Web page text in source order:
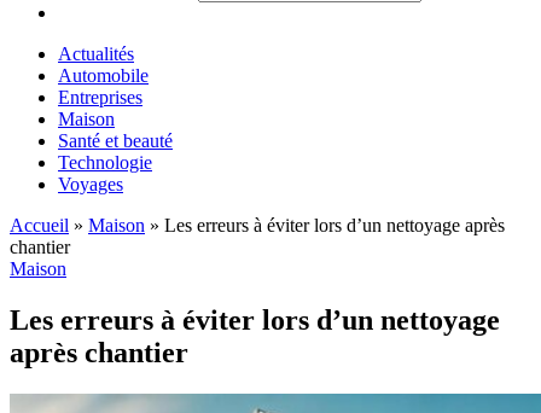
Actualités
Automobile
Entreprises
Maison
Santé et beauté
Technologie
Voyages
Accueil » Maison » Les erreurs à éviter lors d’un nettoyage après
chantier
Maison
Les erreurs à éviter lors d’un nettoyage
après chantier